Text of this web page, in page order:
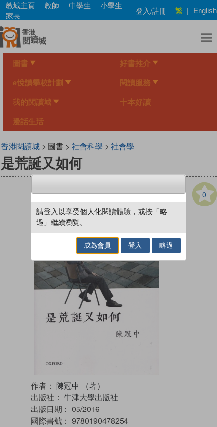
Skip
main
content
教城主頁 教師 中學生
小學生
家長
登入/註冊 | 繁 | English
圖書 好書推介
e悅讀學校計劃 閱讀服務
我的閱讀城 十本好讀
漫話生活
香港閱讀城> 圖書 > 社會科學 > 社會學
是荒誕又如何
0
作者： 陳冠中 （著）
出版社： 牛津大學出版社
出版日期： 05/2016
國際書號： 9780190478254
請登入以享受個人化閱讀體驗，或按「略
過」繼續瀏覽。
成為會員 登入 略過